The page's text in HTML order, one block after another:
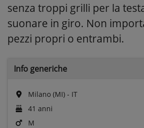
senza troppi grilli per la
suonare in giro. Non
pezzi propri o entrambi.
Info generiche
Milano (MI) - IT
41 anni
M